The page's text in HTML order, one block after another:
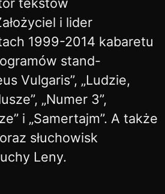
tekstów
i lider
1999-2014 kabaretu
stand-
Vulgaris”, „Ludzie,
„Numer 3”,
i „Samertajm”. A także
słuchowisk
Leny.